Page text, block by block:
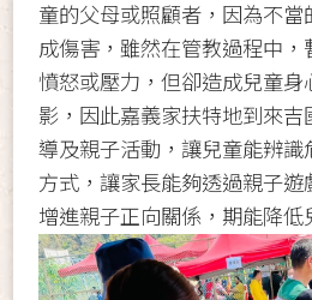
童的父母或照顧者，因為不
成傷害，雖然在管教過程中
憤怒或壓力，但卻造成兒童身
影，因此嘉義家扶特地到來吉
導及親子活動，讓兒童能辨
方式，讓家長能夠透過親子遊
增進親子正向關係，期能降低